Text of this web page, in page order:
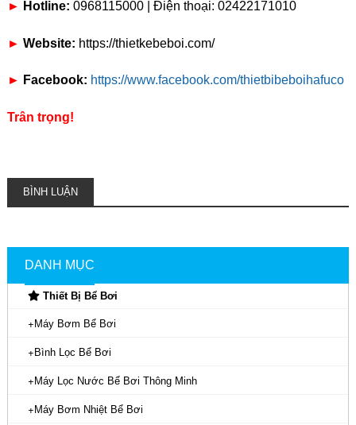
► Hotline: 0968115000 | Điện thoại: 02422171010
► Website: https://thietkebeboi.com/
► Facebook: https://www.facebook.com/thietbibeboihafuco
Trân trọng!
BÌNH LUẬN
DANH MỤC
Thiết Bị Bể Bơi
Máy Bơm Bể Bơi
Bình Lọc Bể Bơi
Máy Lọc Nước Bể Bơi Thông Minh
Máy Bơm Nhiệt Bể Bơi